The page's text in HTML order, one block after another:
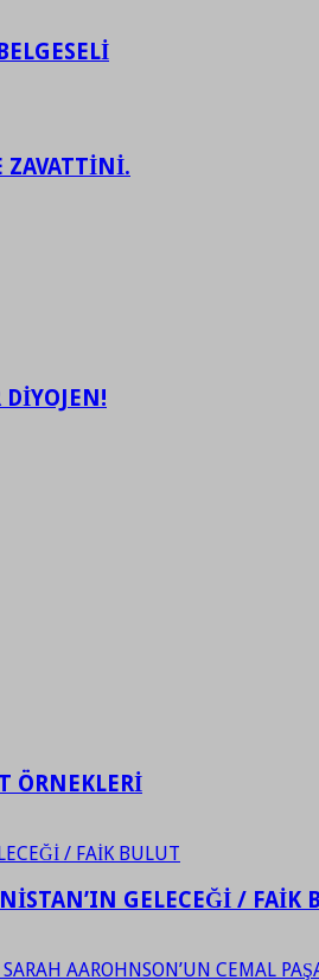
ZAVATTİNİ.
ÖRNEKLERİ
GELECEĞİ / FAİK